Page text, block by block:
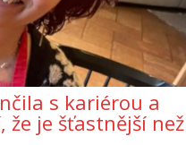
s kariérou a
že je šťastnější než